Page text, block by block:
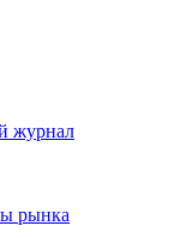
журнал
рынка